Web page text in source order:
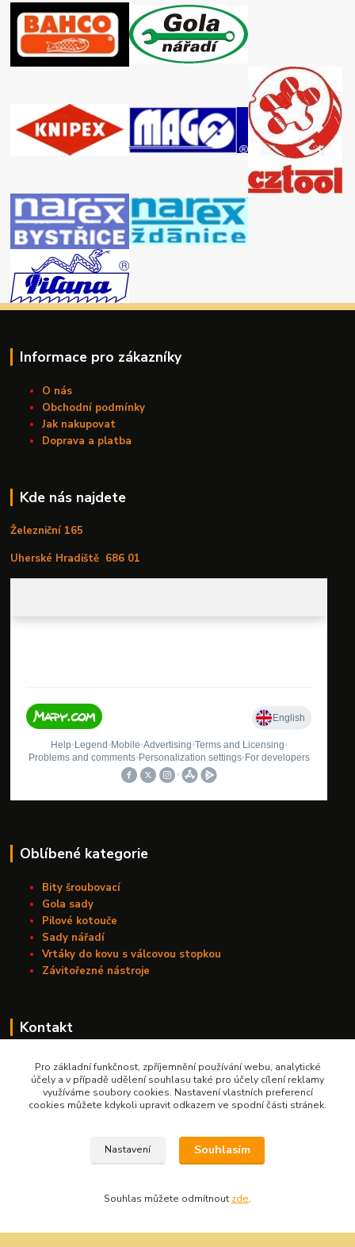
Informace pro zákazníky
O nás
Obchodní podmínky
Jak nakupovat
Doprava a platba
Kde nás najdete
Železniční 165
Uherské Hradiště 686 01
Oblíbené kategorie
Bity šroubovací
Gola sady
Pilové kotouče
Sady nářadí
Vrtáky do kovu s válcovou stopkou
Závitořezné nástroje
Kontakt
Nářadí Kučera
+420 603 209 791
Pro základní funkčnost, zpříjemnění používání webu, analytické
účely a v případě udělení souhlasu také pro účely cílení reklamy
využíváme soubory cookies. Nastavení vlastních preferencí
cookies můžete kdykoli upravit odkazem ve spodní části stránek.
Nastavení Souhlasím
Souhlas můžete odmítnout zde.